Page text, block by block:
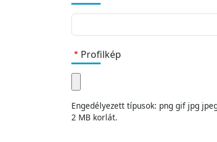
Profilkép
Engedélyezett típusok: png gif jpg
2 MB korlát.